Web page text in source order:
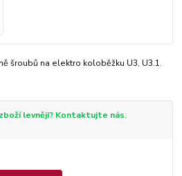
šroubů na elektro koloběžku U3, U3.1.
levněji? Kontaktujte nás.